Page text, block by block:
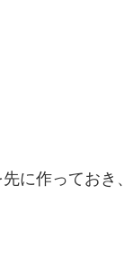
に作っておき